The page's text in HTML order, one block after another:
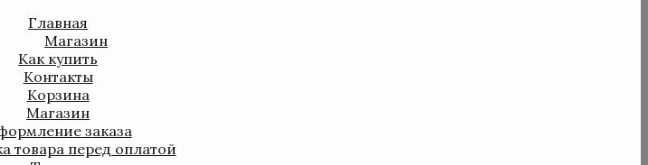
Главная
Магазин
Как купить
Контакты
Корзина
Магазин
заказа
товара перед оплатой